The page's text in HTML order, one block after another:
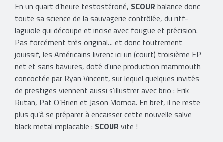
En un quart d’heure testostéroné, SCOUR balance donc
toute sa science de la sauvagerie contrôlée, du riff-
laguiole qui découpe et incise avec fougue et précision.
Pas forcément très original… et donc foutrement
jouissif, les Américains livrent ici un (court) troisième EP
net et sans bavures, doté d'une production mammouth
concoctée par Ryan Vincent, sur lequel quelques invités
de prestiges viennent aussi s’illustrer avec brio : Erik
Rutan, Pat O’Brien et Jason Momoa. En bref, il ne reste
plus qu’à se préparer à encaisser cette nouvelle salve
black metal implacable : SCOUR vite !